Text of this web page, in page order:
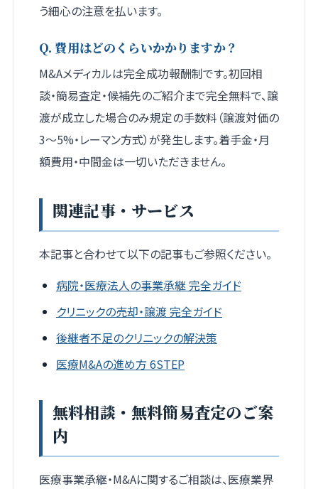
う細心の注意を払います。
Q. 費用はどのくらいかかりますか？
M&Aメディカルは完全成功報酬制です。初回相
談・簡易査定・候補先のご紹介まで完全無料で、譲
渡が成立した場合のみ規定の手数料（譲渡対価の
3〜5%・レーマン方式）が発生します。着手金・月
額費用・中間金は一切いただきません。
関連記事・サービス
本記事と合わせて以下の記事もご参照ください。
病院・医療法人の事業承継 完全ガイド
クリニックの売却・譲渡 完全ガイド
後継者不足のクリニックの解決策
医療M&Aの進め方 6STEP
無料相談・無料簡易査定のご案
内
医療事業承継・M&Aに関するご相談は、医療業界